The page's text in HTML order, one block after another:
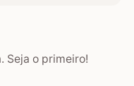
Seja o primeiro!